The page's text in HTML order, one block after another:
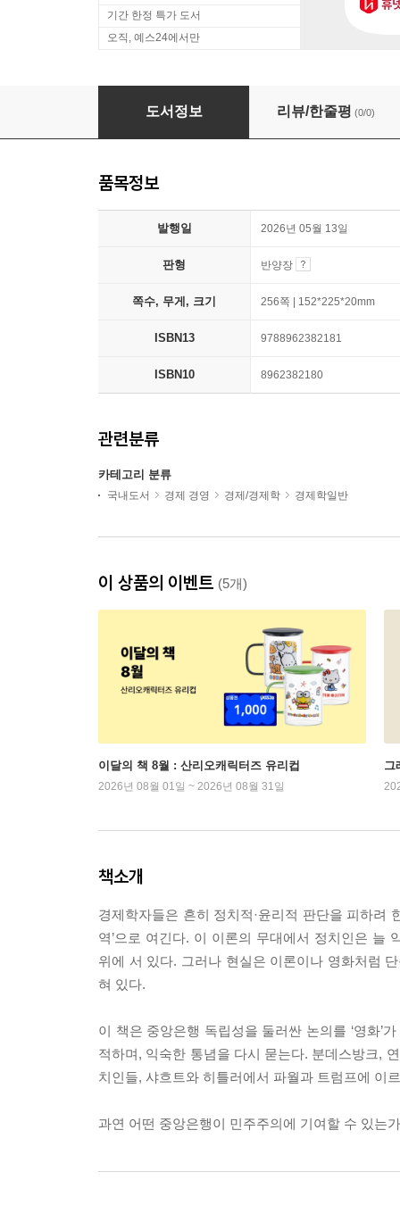
기간 한정 특가 도서
오직, 예스24에서만
나쁜 정치, 착한 중앙은행의 신화
도서정보 리뷰/한줄평 (0/0)
품목정보
발행일 2026년 05월 13일
판형 반양장
쪽수, 무게, 크기 256쪽 | 152*225*20mm
ISBN13 9788962382181
ISBN10 8962382180
관련분류
카테고리 분류
국내도서 경제 경영 경제/경제학 경제학일반
이 상품의 이벤트 (5개)
이달의 책 8월 : 산리오캐릭터즈 유리컵
2026년 08월 01일 ~ 2026년 08월 31일
그
책소개
경제학자들은 흔히 정치적·윤리적 판단을 피하려
역’으로 여긴다. 이 이론의 무대에서 정치인은 늘
위에 서 있다. 그러나 현실은 이론이나 영화처럼
혀 있다.
이 책은 중앙은행 독립성을 둘러싼 논의를 ‘영화’
적하며, 익숙한 통념을 다시 묻는다. 분데스방크,
치인들, 샤흐트와 히틀러에서 파월과 트럼프에 이
과연 어떤 중앙은행이 민주주의에 기여할 수 있는